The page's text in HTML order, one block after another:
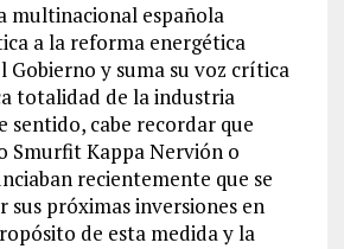
multinacional española
a la reforma energética
Gobierno y suma su voz crítica
totalidad de la industria
sentido, cabe recordar que
Smurfit Kappa Nervión o
recientemente que se
sus próximas inversiones en
de esta medida y la